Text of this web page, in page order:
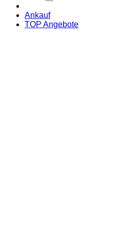
Ankauf
TOP Angebote